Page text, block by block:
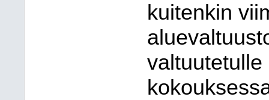
kuitenkin